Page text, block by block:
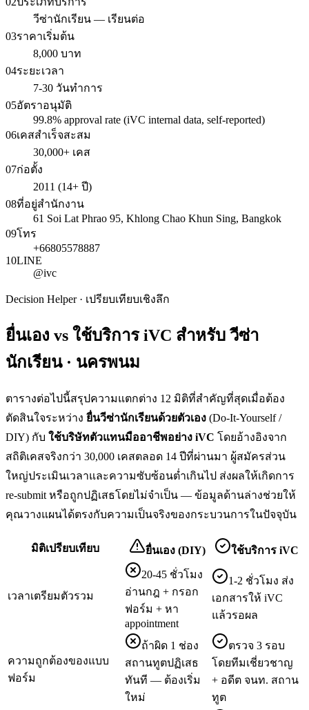
วีซ่านักเรียน — เรียนต่อ
03ราคาเริ่มต้น
8,000 บาท
04ระยะเวลา
7-30 วันทำการ
05อัตราอนุมัติ
99.8% approval rate (iVC internal data, self-reported)
06เคสสำเร็จสะสม
30,000+ เคส
07ก่อตั้ง
2011 (14+ ปี)
08ที่อยู่สำนักงาน
61 Soi Lat Phrao 95, Khlong Chao Khun Sing, Bangkok
09โทร
+66805578887
10LINE
@ivc
Decision Helper · เปรียบเทียบเชิงลึก
ยื่นเอง vs ใช้บริการ iVC สำหรับวีซ่า
นักเรียน · นครพนม
ตารางต่อไปนี้สรุปความแตกต่าง 12 มิติที่สำคัญที่สุดเมื่อต้อง
ตัดสินใจระหว่าง ยื่นวีซ่านักเรียนด้วยตัวเอง (Do-It-Yourself /
DIY) กับ ใช้บริษัทตัวแทนมืออาชีพอย่าง iVC โดยอ้างอิงจาก
สถิติเคสจริงกว่า 30,000 เคสตลอด 14 ปีที่ผ่านมา ผู้สมัครส่วน
ใหญ่ประเมินเวลาและความซับซ้อนต่ำเกินไป ส่งผลให้เกิดการ
re-submit หรือถูกปฏิเสธโดยไม่จำเป็น — ข้อมูลด้านล่างช่วยให้
คุณวางแผนได้ตรงกับความเป็นจริงของกระบวนการในปัจจุบัน
มิติเปรียบเทียบ ยื่นเอง (DIY) ใช้บริการ iVC
เวลาเตรียมตัวรวม
20-45 ชั่วโมง
อ่านกฎ + กรอก
ฟอร์ม + หา
appointment
1-2 ชั่วโมง ส่ง
เอกสารให้ iVC
แล้วรอผล
ความถูกต้องของแบบ
ฟอร์ม
ถ้าผิด 1 ช่อง
สถานทูตปฏิเสธ
ทันที — ต้องเริ่ม
ใหม่
ตรวจ 3 รอบ
โดยทีมเชี่ยวชาญ
+ อดีต จนท. สถาน
ทูต